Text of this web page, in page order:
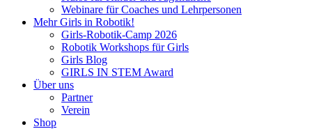
Webinare für Coaches und Lehrpersonen
Mehr Girls in Robotik!
Girls-Robotik-Camp 2026
Robotik Workshops für Girls
Girls Blog
GIRLS IN STEM Award
Über uns
Partner
Verein
Shop